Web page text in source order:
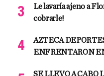
Le lavaría ajeno a
cobrarle!
AZTECA
ENFRENTARON
SE LLEVO A CABO